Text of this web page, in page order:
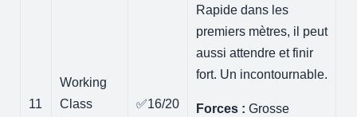
11
Working
Class
✅16/20
Rapide dans les
premiers mètres, il peut
aussi attendre et finir
fort. Un incontournable.
Forces : Grosse